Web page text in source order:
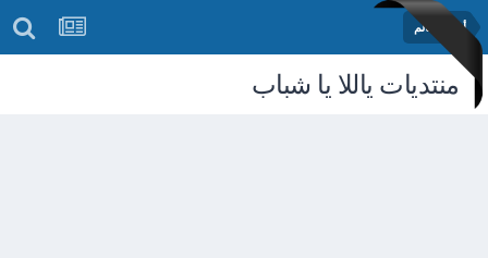
أخبار العالم
منتديات ياللا يا شباب